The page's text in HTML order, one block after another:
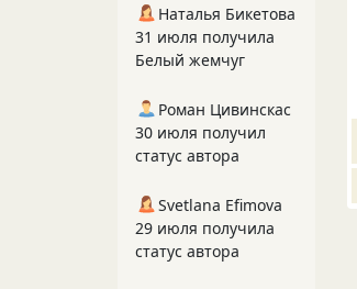
Наталья Бикетова
31 июля получила
Белый жемчуг
Роман Цивинскас
30 июля получил
статус автора
Svetlana Efimova
29 июля получила
статус автора